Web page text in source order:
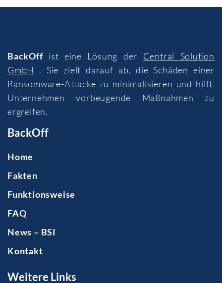
BackOffist eine Lösung der Central Solution
GmbH
. Sie zielt darauf ab, die Schäden einer
Ransomware-Attacke zu minimalisieren und hilft
Unternehmen vorbeugende Maßnahmen zu
ergreifen.
BackOff
Home
Fakten
Funktionsweise
FAQ
News – BSI
Kontakt
Weitere Links